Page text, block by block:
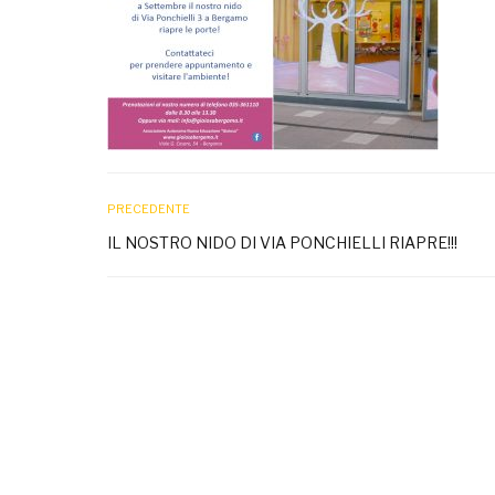
PRECEDENTE
IL NOSTRO NIDO DI VIA PONCHIELLI RIAPRE!!!